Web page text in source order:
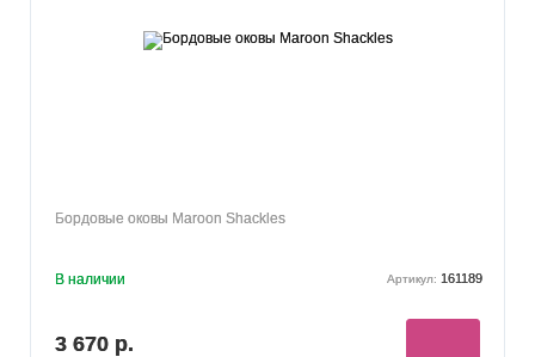
Бордовые оковы Maroon Shackles
В наличии Артикул: 161189
3 670 р.